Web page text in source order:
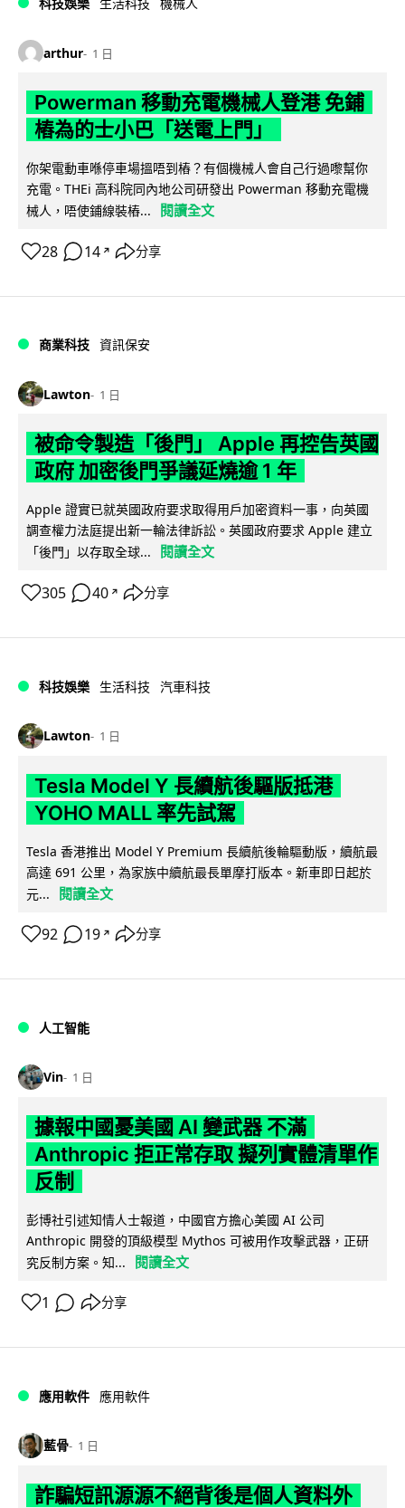
科技娛樂 生活科技 機械人
arthur 1 日
Powerman 移動充電機械人登港 免鋪
樁為的士小巴「送電上門」
你架電動車喺停車場搵唔到樁？有個機械人會自己行過嚟幫你
充電。THEi 高科院同內地公司研發出 Powerman 移動充電機
械人，唔使鋪線裝樁...
閱讀全文
28 14 ↗ 分享
商業科技 資訊保安
Lawton 1 日
被命令製造「後門」 Apple 再控告英國
政府 加密後門爭議延燒逾 1 年
Apple 證實已就英國政府要求取得用戶加密資料一事，向英國
調查權力法庭提出新一輪法律訴訟。英國政府要求 Apple 建立
「後門」以存取全球...
閱讀全文
305 40 ↗ 分享
科技娛樂 生活科技 汽車科技
Lawton 1 日
Tesla Model Y 長續航後驅版抵港
YOHO MALL 率先試駕
Tesla 香港推出 Model Y Premium 長續航後輪驅動版，續航最
高達 691 公里，為家族中續航最長單摩打版本。新車即日起於
元...
閱讀全文
92 19 ↗ 分享
人工智能
Vin 1 日
據報中國憂美國 AI 變武器 不滿
Anthropic 拒正常存取 擬列實體清單作
反制
彭博社引述知情人士報道，中國官方擔心美國 AI 公司
Anthropic 開發的頂級模型 Mythos 可被用作攻擊武器，正研
究反制方案。知...
閱讀全文
1 分享
應用軟件 應用軟件
藍骨 1 日
詐騙短訊源源不絕背後是個人資料外